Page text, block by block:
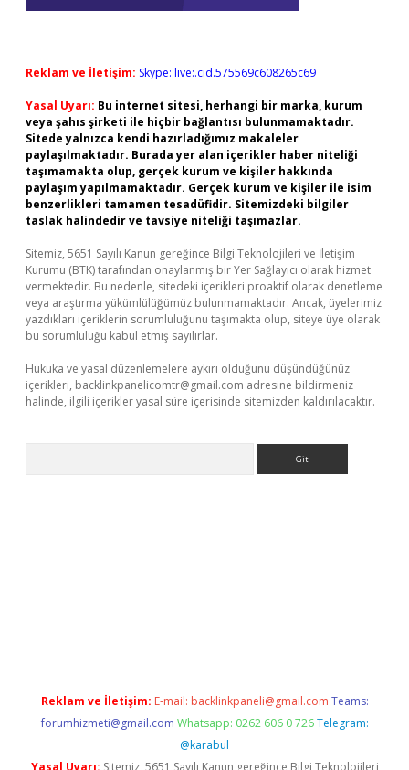
Reklam ve İletişim: Skype: live:.cid.575569c608265c69
Yasal Uyarı: Bu internet sitesi, herhangi bir marka, kurum
veya şahıs şirketi ile hiçbir bağlantısı bulunmamaktadır.
Sitede yalnızca kendi hazırladığımız makaleler
paylaşılmaktadır. Burada yer alan içerikler haber niteliği
taşımamakta olup, gerçek kurum ve kişiler hakkında
paylaşım yapılmamaktadır. Gerçek kurum ve kişiler ile isim
benzerlikleri tamamen tesadüfidir. Sitemizdeki bilgiler
taslak halindedir ve tavsiye niteliği taşımazlar.
Sitemiz, 5651 Sayılı Kanun gereğince Bilgi Teknolojileri ve İletişim
Kurumu (BTK) tarafından onaylanmış bir Yer Sağlayıcı olarak hizmet
vermektedir. Bu nedenle, sitedeki içerikleri proaktif olarak denetleme
veya araştırma yükümlülüğümüz bulunmamaktadır. Ancak, üyelerimiz
yazdıkları içeriklerin sorumluluğunu taşımakta olup, siteye üye olarak
bu sorumluluğu kabul etmiş sayılırlar.
Hukuka ve yasal düzenlemelere aykırı olduğunu düşündüğünüz
içerikleri, backlinkpanelicomtr@gmail.com adresine bildirmeniz
halinde, ilgili içerikler yasal süre içerisinde sitemizden kaldırılacaktır.
Reklam ve İletişim: E-mail: backlinkpaneli@gmail.com Teams:
forumhizmeti@gmail.com Whatsapp: 0262 606 0 726 Telegram:
@karabul
Yasal Uyarı: Sitemiz, 5651 Sayılı Kanun gereğince Bilgi Teknolojileri